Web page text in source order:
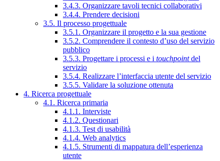
3.4.3. Organizzare tavoli tecnici collaborativi
3.4.4. Prendere decisioni
3.5. Il processo progettuale
3.5.1. Organizzare il progetto e la sua gestione
3.5.2. Comprendere il contesto d’uso del servizio
pubblico
3.5.3. Progettare i processi e i touchpointdel
servizio
3.5.4. Realizzare l’interfaccia utente del servizio
3.5.5. Validare la soluzione ottenuta
4. Ricerca progettuale
4.1. Ricerca primaria
4.1.1. Interviste
4.1.2. Questionari
4.1.3. Test di usabilità
4.1.4. Web analytics
4.1.5. Strumenti di mappatura dell’esperienza
utente